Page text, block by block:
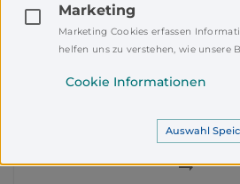
a.d.
Marketing
Marketing Cookies erfassen
helfen uns zu verstehen, wie unsere
Cookie Informationen
Auswahl